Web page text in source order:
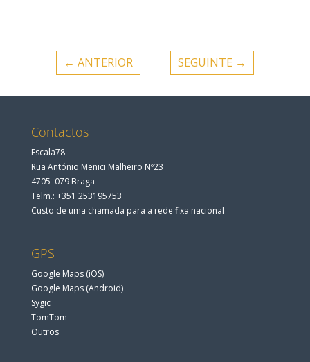
← ANTERIOR SEGUINTE →
Contactos
Escala78
Rua António Menici Malheiro Nº23
4705–079 Braga
Telm.: +351 253195753
Custo de uma chamada para a rede fixa nacional
GPS
Google Maps (iOS)
Google Maps (Android)
Sygic
TomTom
Outros